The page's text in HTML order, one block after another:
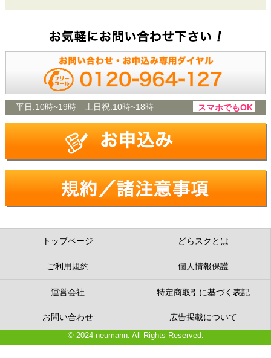
平日:10時~19時土日祝:10時~18時 スマホでもOK
トップページ どらスクとは
ご利用規約 個人情報保護
運営会社 特定商取引に基づく表記
お問い合わせ 広告掲載について
© 2024 neumann. All Rights Reserved.